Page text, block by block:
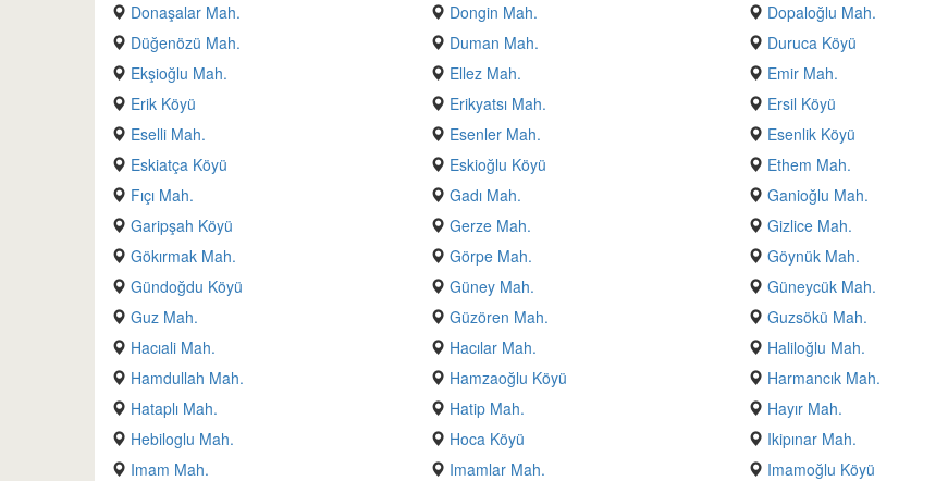
Donaşalar Mah.
Dongin Mah. Dopaloğlu Mah.
Düğenözü Mah.
Duman Mah. Duruca Köyü
Ekşioğlu Mah.
Ellez Mah. Emir Mah.
Erik Köyü
Erikyatsı Mah. Ersil Köyü
Eselli Mah.
Esenler Mah. Esenlik Köyü
Eskiatça Köyü
Eskioğlu Köyü Ethem Mah.
Fıçı Mah.
Gadı Mah. Ganioğlu Mah.
Garipşah Köyü
Gerze Mah. Gizlice Mah.
Gökırmak Mah.
Görpe Mah. Göynük Mah.
Gündoğdu Köyü
Güney Mah. Güneycük Mah.
Guz Mah.
Güzören Mah. Guzsökü Mah.
Hacıali Mah.
Hacılar Mah. Haliloğlu Mah.
Hamdullah Mah.
Hamzaoğlu Köyü Harmancık Mah.
Hataplı Mah.
Hatip Mah. Hayır Mah.
Hebiloglu Mah.
Hoca Köyü Ikipınar Mah.
Imam Mah.
Imamlar Mah. Imamoğlu Köyü